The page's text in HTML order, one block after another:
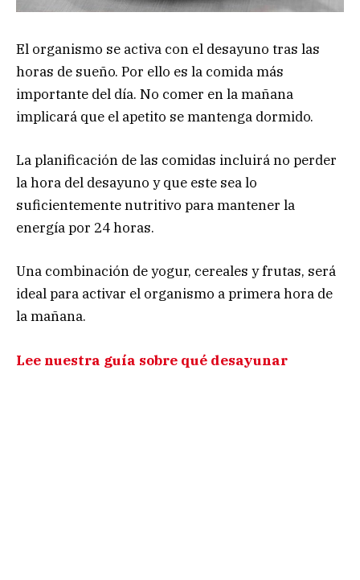
El organismo se activa con el desayuno tras las
horas de sueño. Por ello es la comida más
importante del día. No comer en la mañana
implicará que el apetito se mantenga dormido.
La planificación de las comidas incluirá no perder
la hora del desayuno y que este sea lo
suficientemente nutritivo para mantener la
energía por 24 horas.
Una combinación de yogur, cereales y frutas, será
ideal para activar el organismo a primera hora de
la mañana.
Lee nuestra guía sobre qué desayunar